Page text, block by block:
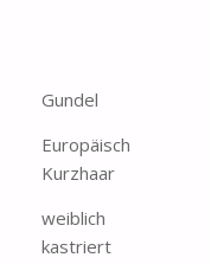
Gundel
Europäisch
Kurzhaar
weiblich
kastriert